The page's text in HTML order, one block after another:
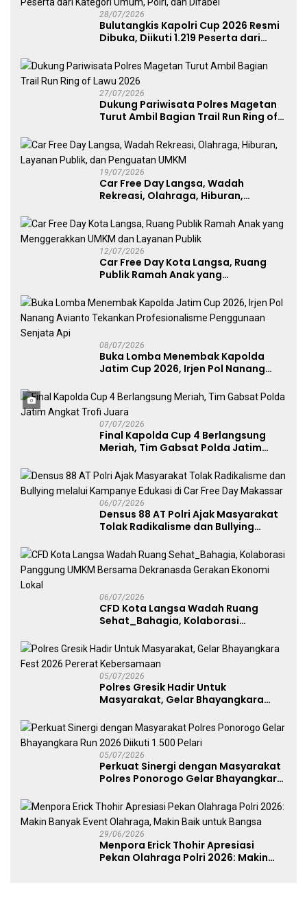
28/07/2026
Bulutangkis Kapolri Cup 2026 Resmi
Dibuka, Diikuti 1.219 Peserta dari
27/07/2026
Dukung Pariwisata Polres Magetan
Turut Ambil Bagian Trail Run Ring of
19/07/2026
Car Free Day Langsa, Wadah
Rekreasi, Olahraga, Hiburan,
UMKM
12/07/2026
Car Free Day Kota Langsa, Ruang
Publik Ramah Anak yang
Publik
08/07/2026
Buka Lomba Menembak Kapolda
Jatim Cup 2026, Irjen Pol Nanang
Penggunaan Senjata Api
07/07/2026
Final Kapolda Cup 4 Berlangsung
Meriah, Tim Gabsat Polda Jatim
06/07/2026
Densus 88 AT Polri Ajak Masyarakat
Tolak Radikalisme dan Bullying
Free Day Makassar
06/07/2026
CFD Kota Langsa Wadah Ruang
Sehat_Bahagia, Kolaborasi
Dekranasda Gerakan Ekonomi Lokal
05/07/2026
Polres Gresik Hadir Untuk
Masyarakat, Gelar Bhayangkara
05/07/2026
Perkuat Sinergi dengan Masyarakat
Polres Ponorogo Gelar Bhayangkara
29/06/2026
Menpora Erick Thohir Apresiasi
Pekan Olahraga Polri 2026: Makin